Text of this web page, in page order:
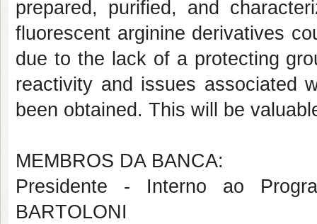
prepared, purified, and
fluorescent arginine derivatives
due to the lack of a protecting
reactivity and issues associated
been obtained. This will be
MEMBROS DA BANCA:
Presidente - Interno ao
BARTOLONI